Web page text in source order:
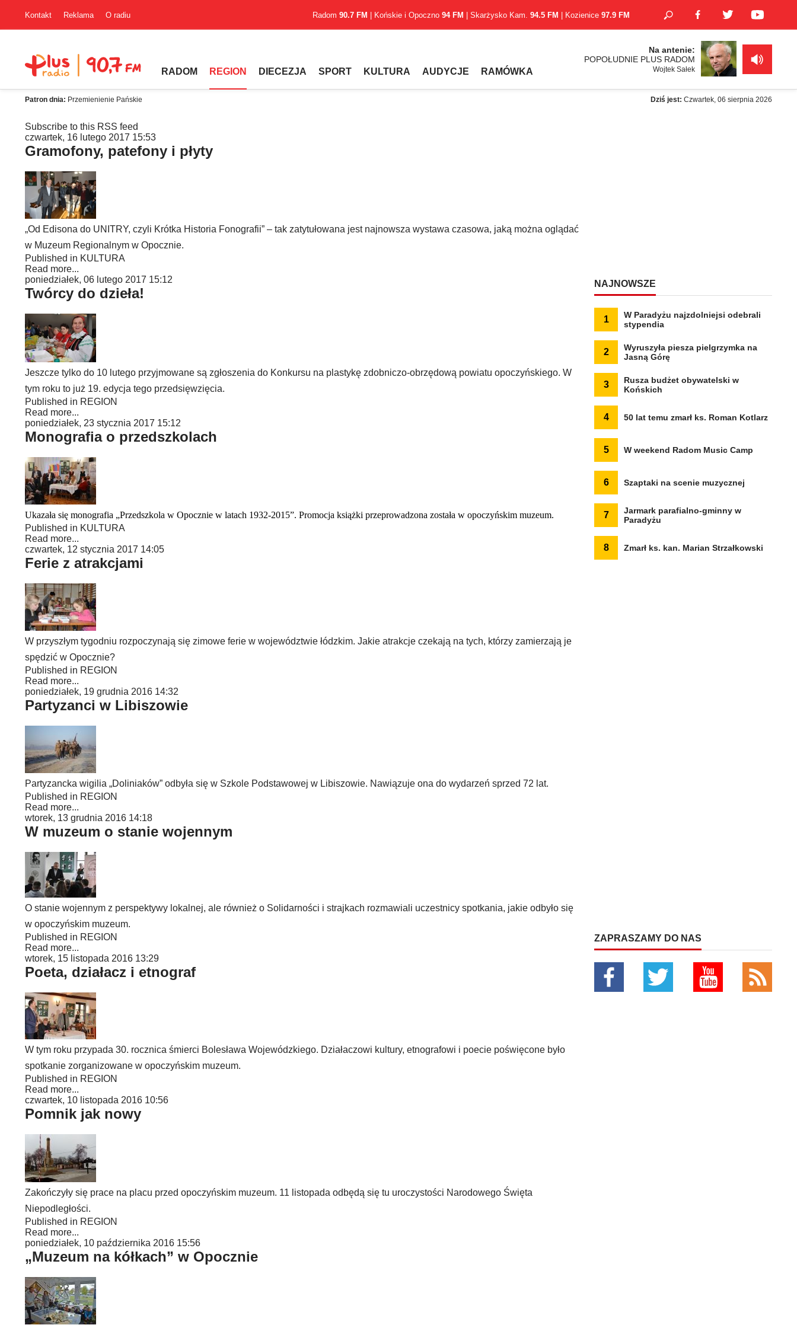
Kontakt Reklama O radiu Radom 90.7 FM | Końskie i Opoczno 94 FM | Skarżysko Kam. 94.5 FM | Kozienice 97.9 FM
RADOM REGION DIECEZJA SPORT KULTURA AUDYCJE RAMÓWKA
Na antenie:
POPOŁUDNIE PLUS RADOM
Wojtek Sałek
Patron dnia: Przemienienie Pańskie Dziś jest: Czwartek, 06 sierpnia 2026
Subscribe to this RSS feed
czwartek, 16 lutego 2017 15:53
Gramofony, patefony i płyty
„Od Edisona do UNITRY, czyli Krótka Historia Fonografii” – tak zatytułowana jest najnowsza wystawa czasowa, jaką można oglądać
w Muzeum Regionalnym w Opocznie.
Published in KULTURA
Read more...
poniedziałek, 06 lutego 2017 15:12
Twórcy do dzieła!
Jeszcze tylko do 10 lutego przyjmowane są zgłoszenia do Konkursu na plastykę zdobniczo-obrzędową powiatu opoczyńskiego. W
tym roku to już 19. edycja tego przedsięwzięcia.
Published in REGION
Read more...
poniedziałek, 23 stycznia 2017 15:12
Monografia o przedszkolach
Ukazała się monografia „Przedszkola w Opocznie w latach 1932-2015”. Promocja książki przeprowadzona została w opoczyńskim muzeum.
Published in KULTURA
Read more...
czwartek, 12 stycznia 2017 14:05
Ferie z atrakcjami
W przyszłym tygodniu rozpoczynają się zimowe ferie w województwie łódzkim. Jakie atrakcje czekają na tych, którzy zamierzają je
spędzić w Opocznie?
Published in REGION
Read more...
poniedziałek, 19 grudnia 2016 14:32
Partyzanci w Libiszowie
Partyzancka wigilia „Doliniaków” odbyła się w Szkole Podstawowej w Libiszowie. Nawiązuje ona do wydarzeń sprzed 72 lat.
Published in REGION
Read more...
wtorek, 13 grudnia 2016 14:18
W muzeum o stanie wojennym
O stanie wojennym z perspektywy lokalnej, ale również o Solidarności i strajkach rozmawiali uczestnicy spotkania, jakie odbyło się
w opoczyńskim muzeum.
Published in REGION
Read more...
wtorek, 15 listopada 2016 13:29
Poeta, działacz i etnograf
W tym roku przypada 30. rocznica śmierci Bolesława Wojewódzkiego. Działaczowi kultury, etnografowi i poecie poświęcone było
spotkanie zorganizowane w opoczyńskim muzeum.
Published in REGION
Read more...
czwartek, 10 listopada 2016 10:56
Pomnik jak nowy
Zakończyły się prace na placu przed opoczyńskim muzeum. 11 listopada odbędą się tu uroczystości Narodowego Święta
Niepodległości.
Published in REGION
Read more...
poniedziałek, 10 października 2016 15:56
„Muzeum na kółkach” w Opocznie
NAJNOWSZE
1
W Paradyżu najzdolniejsi odebrali
stypendia
2
Wyruszyła piesza pielgrzymka na
Jasną Górę
3
Rusza budżet obywatelski w
Końskich
4 50 lat temu zmarł ks. Roman Kotlarz
5 W weekend Radom Music Camp
6 Szaptaki na scenie muzycznej
7
Jarmark parafialno-gminny w
Paradyżu
8 Zmarł ks. kan. Marian Strzałkowski
ZAPRASZAMY DO NAS